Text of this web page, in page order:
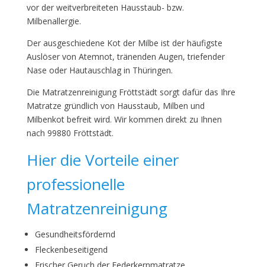
vor der weitverbreiteten Hausstaub- bzw.
Milbenallergie.
Der ausgeschiedene Kot der Milbe ist der häufigste
Auslöser von Atemnot, tränenden Augen, triefender
Nase oder Hautauschlag in Thüringen.
Die Matratzenreinigung Fröttstädt sorgt dafür das Ihre
Matratze gründlich von Hausstaub, Milben und
Milbenkot befreit wird. Wir kommen direkt zu Ihnen
nach 99880 Fröttstädt.
Hier die Vorteile einer
professionelle
Matratzenreinigung
Gesundheitsfördernd
Fleckenbeseitigend